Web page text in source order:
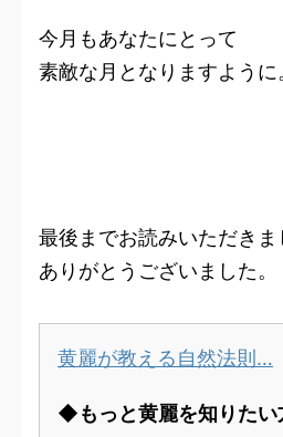
今月もあなたにとって
素敵な月となりますように
最後までお読みいただきま
ありがとうございました。
黄麗が教える自然法則…
◆もっと黄麗を知りたい